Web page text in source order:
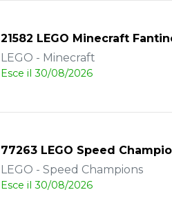
21582 LEGO Minecraft
LEGO - Minecraft
Esce il 30/08/2026
77263 LEGO Speed
LEGO - Speed Champions
Esce il 30/08/2026